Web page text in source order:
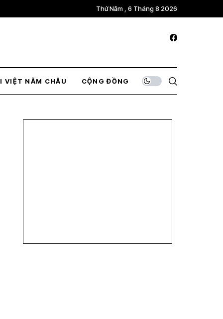
Thứ Năm , 6 Tháng 8 2026
VIỆT NĂM CHÂU CỘNG ĐỒNG